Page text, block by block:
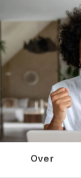
Over